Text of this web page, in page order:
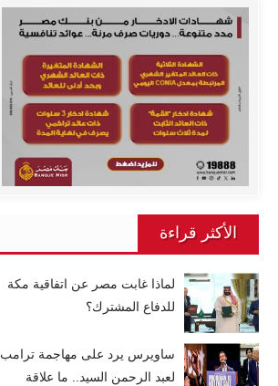
الأكثر قراءة
لماذا غابت مصر عن اتفاقية مكة
للدفاع المشترك؟
ساويرس يرد على مهاجمة ترامب
لعبد الرحمن السيد.. ما علاقة